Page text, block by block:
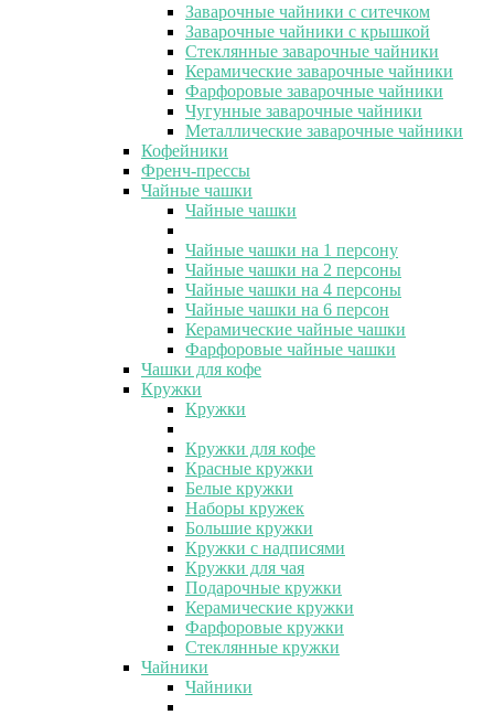
Заварочные чайники с ситечком
Заварочные чайники с крышкой
Стеклянные заварочные чайники
Керамические заварочные чайники
Фарфоровые заварочные чайники
Чугунные заварочные чайники
Металлические заварочные чайники
Кофейники
Френч-прессы
Чайные чашки
Чайные чашки
Чайные чашки на 1 персону
Чайные чашки на 2 персоны
Чайные чашки на 4 персоны
Чайные чашки на 6 персон
Керамические чайные чашки
Фарфоровые чайные чашки
Чашки для кофе
Кружки
Кружки
Кружки для кофе
Красные кружки
Белые кружки
Наборы кружек
Большие кружки
Кружки с надписями
Кружки для чая
Подарочные кружки
Керамические кружки
Фарфоровые кружки
Стеклянные кружки
Чайники
Чайники